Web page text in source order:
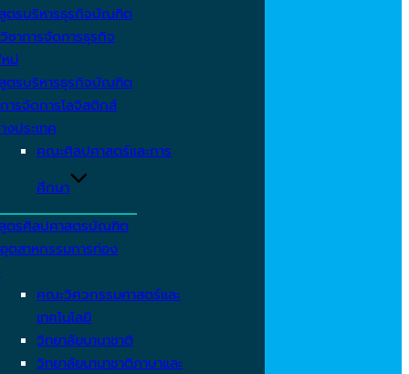
ตรบริหารธุรกิจบัณฑิต
ชาการจัดการธุรกิจ
ม่
ตรบริหารธุรกิจบัณฑิต
ารจัดการโลจิสติกส์
งประเทศ
คณะศิลปศาสตร์และการ
ศึกษา
ตรศิลปศาสตรบัณฑิต
ตสาหกรรมการท่อง
คณะวิศวกรรมศาสตร์และ
เทคโนโลยี
วิทยาลัยนานาชาติ
วิทยาลัยนานาชาติภาษาและ